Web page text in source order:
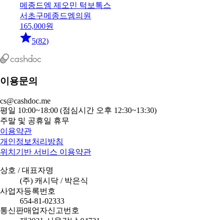
메종드엠 제오민 턱보톡스
서초구메종드엠의원
165,000원
5(82)
이용문의
cs@cashdoc.me
평일 10:00~18:00 (점심시간 오후 12:30~13:30)
주말 및 공휴일 휴무
이용약관
개인정보처리방침
위치기반 서비스 이용약관
상호 / 대표자명
(주) 캐시닥 / 박은식
사업자등록번호
654-81-02333
통신판매업자신고번호